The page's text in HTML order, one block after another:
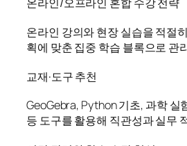
온라인/오프라인 혼합 수강 전략
온라인 강의와 현장 실습을 적절
획에 맞춘 집중 학습 블록으로 관
교재·도구 추천
GeoGebra, Python 기초, 과학 실
등 도구를 활용해 직관성과 실무